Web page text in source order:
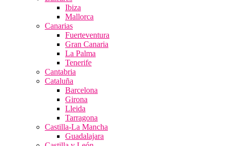
Ibiza
Mallorca
Canarias
Fuerteventura
Gran Canaria
La Palma
Tenerife
Cantabria
Cataluña
Barcelona
Girona
Lleida
Tarragona
Castilla-La Mancha
Guadalajara